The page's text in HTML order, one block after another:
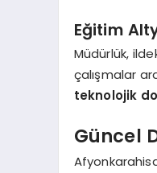
Eğitim
Müdürlük,
çalışmalar
teknolojik
Güncel